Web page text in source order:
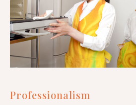
Professionalism